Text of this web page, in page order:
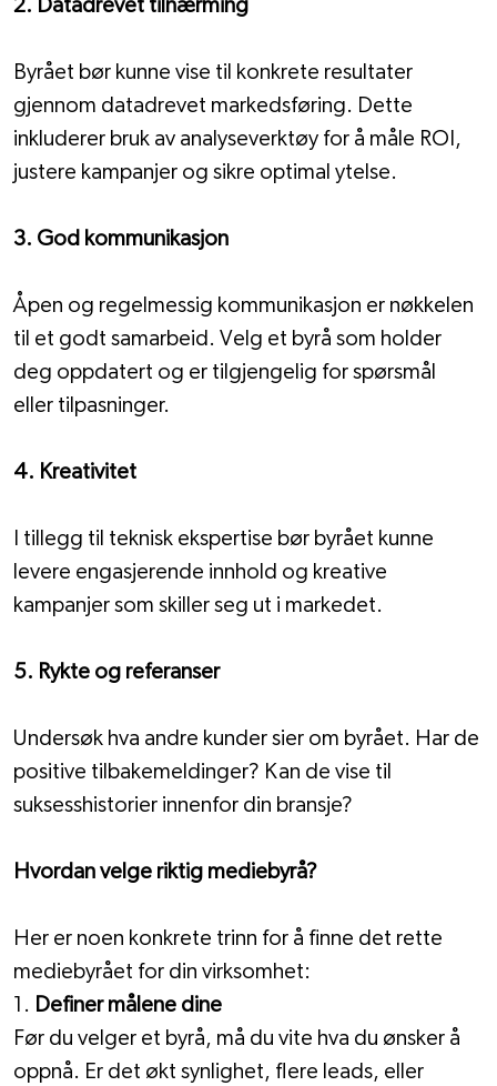
2. Datadrevet tilnærming
Byrået bør kunne vise til konkrete resultater
gjennom datadrevet markedsføring. Dette
inkluderer bruk av analyseverktøy for å måle ROI,
justere kampanjer og sikre optimal ytelse.
3. God kommunikasjon
Åpen og regelmessig kommunikasjon er nøkkelen
til et godt samarbeid. Velg et byrå som holder
deg oppdatert og er tilgjengelig for spørsmål
eller tilpasninger.
4. Kreativitet
I tillegg til teknisk ekspertise bør byrået kunne
levere engasjerende innhold og kreative
kampanjer som skiller seg ut i markedet.
5. Rykte og referanser
Undersøk hva andre kunder sier om byrået. Har de
positive tilbakemeldinger? Kan de vise til
suksesshistorier innenfor din bransje?
Hvordan velge riktig mediebyrå?
Her er noen konkrete trinn for å finne det rette
mediebyrået for din virksomhet:
1. Definer målene dine
Før du velger et byrå, må du vite hva du ønsker å
oppnå. Er det økt synlighet, flere leads, eller